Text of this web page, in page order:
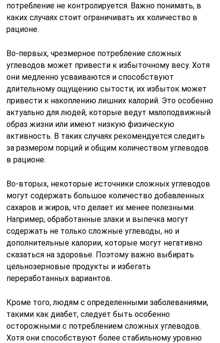
потребление не контролируется. Важно понимать, в
каких случаях стоит ограничивать их количество в
рационе.
Во-первых, чрезмерное потребление сложных
углеводов может привести к избыточному весу. Хотя
они медленно усваиваются и способствуют
длительному ощущению сытости, их избыток может
привести к накоплению лишних калорий. Это особенно
актуально для людей, которые ведут малоподвижный
образ жизни или имеют низкую физическую
активность. В таких случаях рекомендуется следить
за размером порций и общим количеством углеводов
в рационе.
Во-вторых, некоторые источники сложных углеводов
могут содержать большое количество добавленных
сахаров и жиров, что делает их менее полезными.
Например, обработанные злаки и выпечка могут
содержать не только сложные углеводы, но и
дополнительные калории, которые могут негативно
сказаться на здоровье. Поэтому важно выбирать
цельнозерновые продукты и избегать
переработанных вариантов.
Кроме того, людям с определенными заболеваниями,
такими как диабет, следует быть особенно
осторожными с потреблением сложных углеводов.
Хотя они способствуют более стабильному уровню